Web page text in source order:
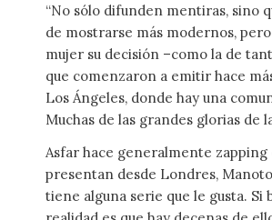
“No sólo difunden mentiras, sino
de mostrarse más modernos,
mujer su decisión –como la de
que comenzaron a emitir hace
Los Ángeles, donde hay una
Muchas de las grandes glorias de
Asfar hace generalmente zapping
presentan desde Londres,
tiene alguna serie que le gusta. Si